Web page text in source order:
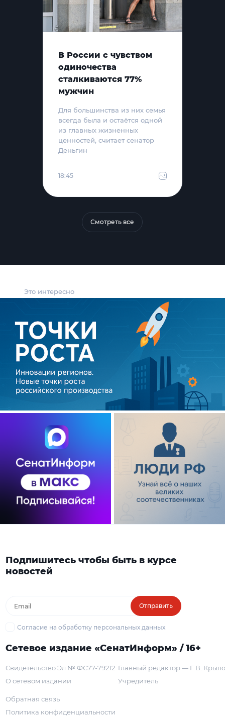
Это интересно
В России с чувством
одиночества
сталкиваются 77%
мужчин
Для большинства из них семья
всегда была и остаётся одной
из главных жизненных
ценностей, считает сенатор
Деньгин
18:45
Смотреть все
Подпишитесь чтобы быть в курсе
новостей
Отправить
Согласие на обработку персональных данных
Сетевое издание «СенатИнформ» / 16+
Свидетельство Эл № ФС77-79212
О сетевом издании
Главный редактор — Г. В.
Учредитель
Обратная связь
Политика конфиденциальности